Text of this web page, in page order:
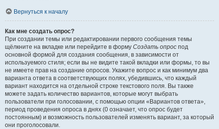
Вернуться к началу
Как мне создать опрос?
При создании темы или редактировании первого сообщения темы
щёлкните на вкладке или перейдите в форму Создать опрос под
основной формой для создания сообщения, в зависимости от
используемого стиля; если вы не видите такой вкладки или формы, то вы
не имеете прав на создание опросов. Укажите вопрос и как минимум два
варианта ответа в соответствующих полях, убедившись, что каждый
вариант находится на отдельной строке текстового поля. Вы также
можете задать количество вариантов, которые могут выбрать
пользователи при голосовании, с помощью опции «Вариантов ответа»,
период проведения опроса в днях (0 означает, что опрос будет
постоянным) и возможность пользователей изменять вариант, за который
они проголосовали.